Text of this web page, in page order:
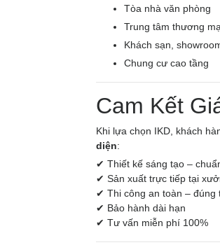
Tòa nhà văn phòng
Trung tâm thương
Khách sạn,
Chung cư cao tầng
Cam Kết
Khi lựa chọn IKD, khách
diện:
✔ Thiết kế sáng tạo –
✔ Sản xuất trực tiếp tại
✔ Thi công an toàn – đúng
✔ Bảo hành dài hạn
✔ Tư vấn miễn phí 100%